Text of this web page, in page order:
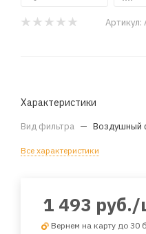
Артикул:
Характеристики
Вид фильтра — Воздушный
Все характеристики
1 493 руб./
Вернем на карту до 30